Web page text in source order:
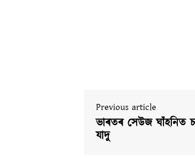
Previous article
ভাৰতৰ সেউজ ঘাঁহনিত
যাদু